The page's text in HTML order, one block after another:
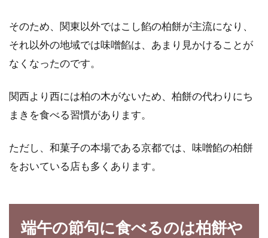
そのため、関東以外ではこし餡の柏餅が主流になり、
それ以外の地域では味噌餡は、あまり見かけることが
なくなったのです。
関西より西には柏の木がないため、柏餅の代わりにち
まきを食べる習慣があります。
ただし、和菓子の本場である京都では、味噌餡の柏餅
をおいている店も多くあります。
端午の節句に食べるのは柏餅や